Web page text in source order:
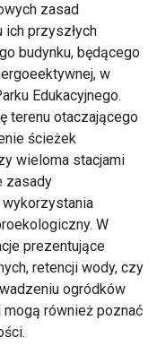
zasad
ich przyszłych
budynku, będącego
w
Edukacyjnego.
terenu otaczającego
ścieżek
wieloma stacjami
zasady
W
prezentujące
retencji wody, czy
ogródków
również poznać